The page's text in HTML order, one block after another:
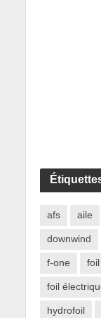
afs aile
downwind
f-one foil
foil
hydrofoil